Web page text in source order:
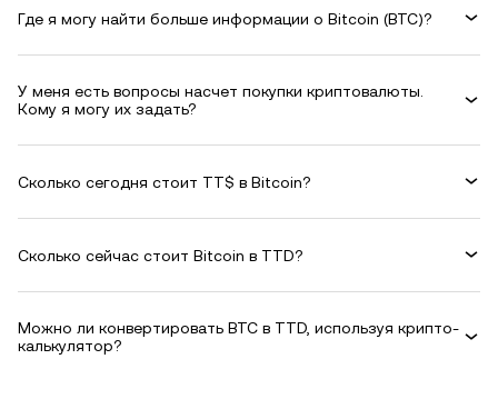
Где я могу найти больше информации о Bitcoin (BTC)?
У меня есть вопросы насчет покупки криптовалюты.
Кому я могу их задать?
Сколько сегодня стоит TT$ в Bitcoin?
Сколько сейчас стоит Bitcoin в TTD?
Можно ли конвертировать BTC в TTD, используя крипто-
калькулятор?